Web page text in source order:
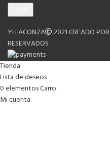
YLLACONZA 2021 CREADO POR
RESERVADOS
Tienda
Lista de deseos
0elementosCarro
Mi cuenta